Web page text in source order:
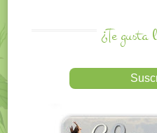
¿Te gusta